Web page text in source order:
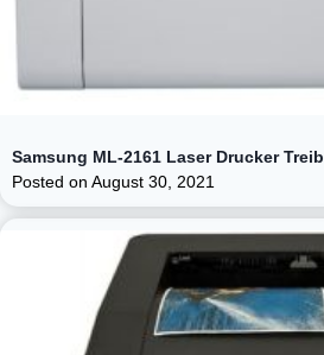
Samsung ML-2161 Laser Drucker
Posted on August 30, 2021